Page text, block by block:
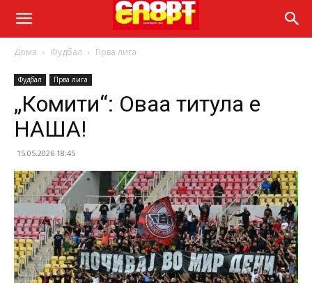
Дома Фудбал Прва лига
Фудбал Прва лига
„Комити“: Оваа титула е
НАША!
15.05.2026 18:45